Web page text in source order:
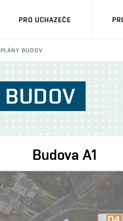
PRO UCHAZEČE
PLÁNY BUDOV
BUDOV
Budova A1